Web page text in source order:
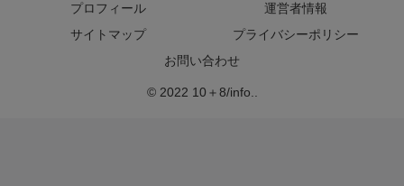
プロフィール
運営者情報
サイトマップ
プライバシーポリシー
お問い合わせ
© 2022 10＋8/info..